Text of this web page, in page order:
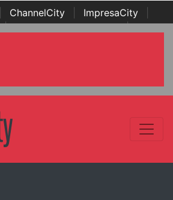
ChannelCity ImpresaCity
| Italian Channel Awards | Italian